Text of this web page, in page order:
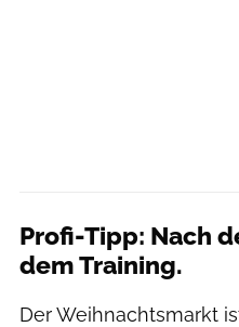
Profi-Tipp: Nach
dem Training.
Der Weihnachtsmarkt